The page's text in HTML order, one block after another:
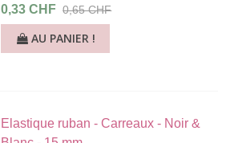
0,33 CHF 0,65 CHF
AU PANIER !
Elastique ruban - Carreaux - Noir &